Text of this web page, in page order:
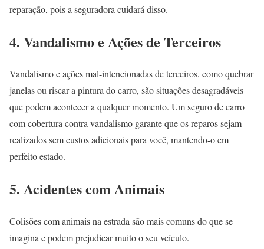
reparação, pois a seguradora cuidará disso.
4. Vandalismo e Ações de Terceiros
Vandalismo e ações mal-intencionadas de terceiros, como quebrar
janelas ou riscar a pintura do carro, são situações desagradáveis
que podem acontecer a qualquer momento. Um seguro de carro
com cobertura contra vandalismo garante que os reparos sejam
realizados sem custos adicionais para você, mantendo-o em
perfeito estado.
5. Acidentes com Animais
Colisões com animais na estrada são mais comuns do que se
imagina e podem prejudicar muito o seu veículo.